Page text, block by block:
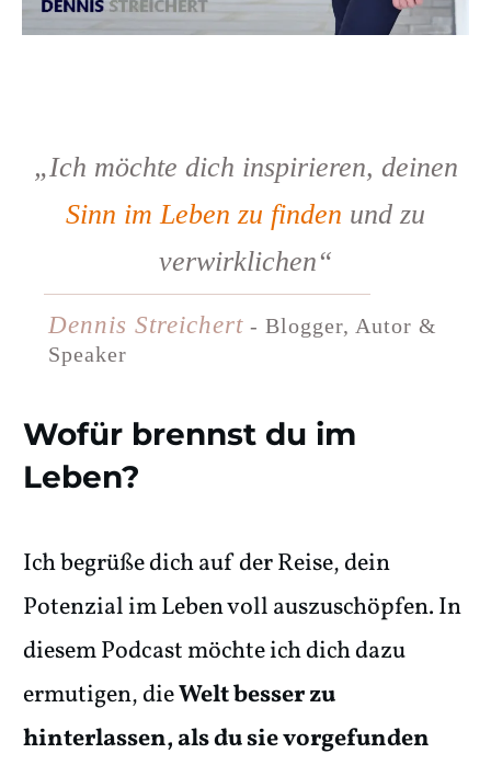
„Ich möchte dich inspirieren, deinen
Sinn im Leben zu finden und zu
verwirklichen“
Dennis Streichert - Blogger, Autor &
Speaker
Wofür brennst du im
Leben?
Ich begrüße dich auf der Reise, dein
Potenzial im Leben voll auszuschöpfen. In
diesem Podcast möchte ich dich dazu
ermutigen, dieWelt besser zu
hinterlassen, als du sie vorgefunden